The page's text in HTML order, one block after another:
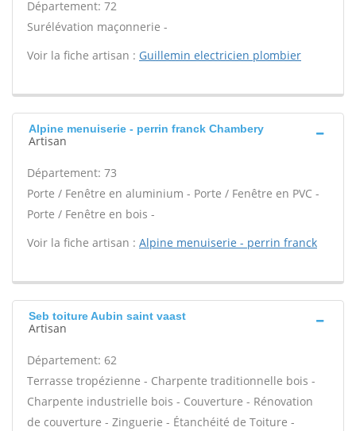
Département: 72
Surélévation maçonnerie -
Voir la fiche artisan : Guillemin electricien plombier
Alpine menuiserie - perrin franck Chambery
Artisan
Département: 73
Porte / Fenêtre en aluminium - Porte / Fenêtre en PVC -
Porte / Fenêtre en bois -
Voir la fiche artisan : Alpine menuiserie - perrin franck
Seb toiture Aubin saint vaast
Artisan
Département: 62
Terrasse tropézienne - Charpente traditionnelle bois -
Charpente industrielle bois - Couverture - Rénovation
de couverture - Zinguerie - Étanchéité de Toiture -